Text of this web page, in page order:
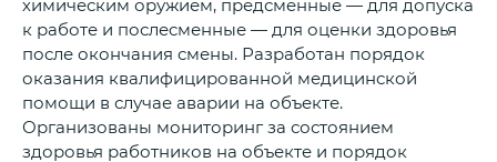
к работе и послесменные — для оценки здоровья
после окончания смены. Разработан порядок
оказания квалифицированной медицинской
помощи в случае аварии на объекте.
Организованы мониторинг за состоянием
здоровья работников на объекте и порядок